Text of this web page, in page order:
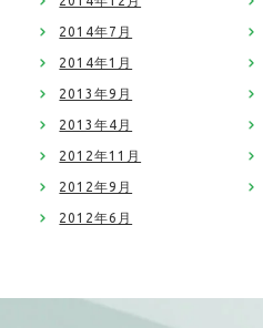
2014年7月
2014年1月
2013年9月
2013年4月
2012年11月
2012年9月
2012年6月